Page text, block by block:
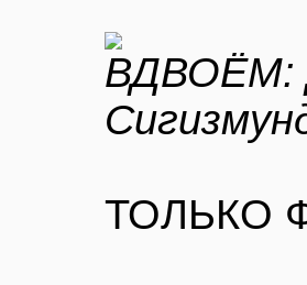
ВДВОЁМ:
ТОЛЬКО